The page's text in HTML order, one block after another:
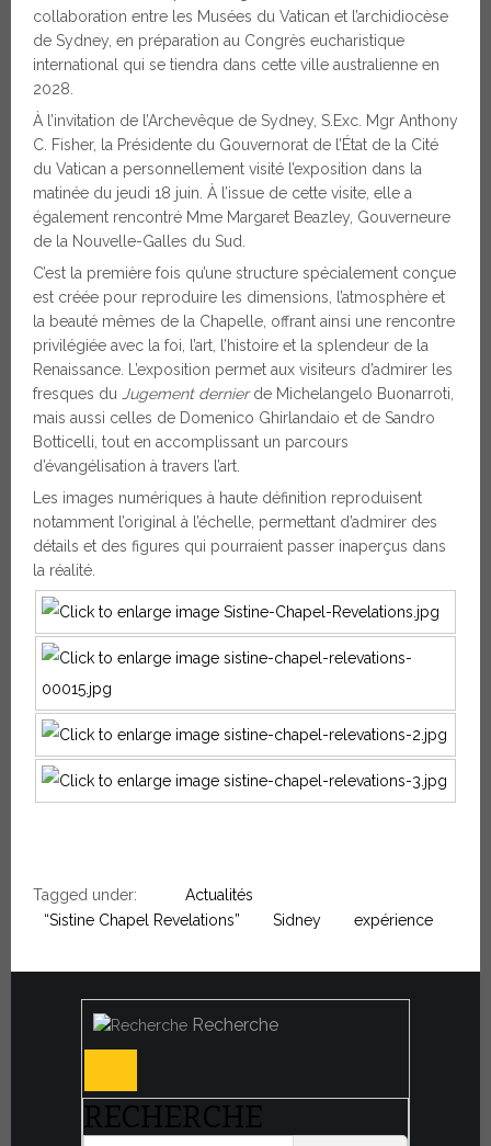
collaboration entre les Musées du Vatican et l’archidiocèse
de Sydney, en préparation au Congrès eucharistique
international qui se tiendra dans cette ville australienne en
2028.
À l’invitation de l’Archevêque de Sydney, S.Exc. Mgr Anthony
C. Fisher, la Présidente du Gouvernorat de l’État de la Cité
du Vatican a personnellement visité l’exposition dans la
matinée du jeudi 18 juin. À l’issue de cette visite, elle a
également rencontré Mme Margaret Beazley, Gouverneure
de la Nouvelle-Galles du Sud.
C’est la première fois qu’une structure spécialement conçue
est créée pour reproduire les dimensions, l’atmosphère et
la beauté mêmes de la Chapelle, offrant ainsi une rencontre
privilégiée avec la foi, l’art, l’histoire et la splendeur de la
Renaissance. L’exposition permet aux visiteurs d’admirer les
fresques du Jugement dernierde Michelangelo Buonarroti,
mais aussi celles de Domenico Ghirlandaio et de Sandro
Botticelli, tout en accomplissant un parcours
d’évangélisation à travers l’art.
Les images numériques à haute définition reproduisent
notamment l’original à l’échelle, permettant d’admirer des
détails et des figures qui pourraient passer inaperçus dans
la réalité.
Tagged under:
Actualités
“Sistine Chapel Revelations”
Sidney expérience
Recherche
RECHERCHE